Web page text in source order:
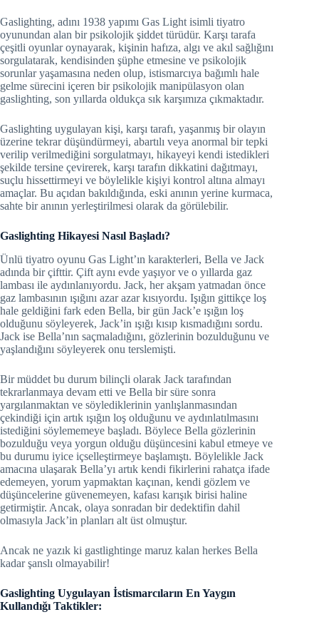
Gaslighting, adını 1938 yapımı Gas Light isimli tiyatro
oyunundan alan bir psikolojik şiddet türüdür. Karşı tarafa
çeşitli oyunlar oynayarak, kişinin hafıza, algı ve akıl sağlığını
sorgulatarak, kendisinden şüphe etmesine ve psikolojik
sorunlar yaşamasına neden olup, istismarcıya bağımlı hale
gelme sürecini içeren bir psikolojik manipülasyon olan
gaslighting, son yıllarda oldukça sık karşımıza çıkmaktadır.
Gaslighting uygulayan kişi, karşı tarafı, yaşanmış bir olayın
üzerine tekrar düşündürmeyi, abartılı veya anormal bir tepki
verilip verilmediğini sorgulatmayı, hikayeyi kendi istedikleri
şekilde tersine çevirerek, karşı tarafın dikkatini dağıtmayı,
suçlu hissettirmeyi ve böylelikle kişiyi kontrol altına almayı
amaçlar. Bu açıdan bakıldığında, eski anının yerine kurmaca,
sahte bir anının yerleştirilmesi olarak da görülebilir.
Gaslighting Hikayesi Nasıl Başladı?
Ünlü tiyatro oyunu Gas Light’ın karakterleri, Bella ve Jack
adında bir çifttir. Çift aynı evde yaşıyor ve o yıllarda gaz
lambası ile aydınlanıyordu. Jack, her akşam yatmadan önce
gaz lambasının ışığını azar azar kısıyordu. Işığın gittikçe loş
hale geldiğini fark eden Bella, bir gün Jack’e ışığın loş
olduğunu söyleyerek, Jack’in ışığı kısıp kısmadığını sordu.
Jack ise Bella’nın saçmaladığını, gözlerinin bozulduğunu ve
yaşlandığını söyleyerek onu terslemişti.
Bir müddet bu durum bilinçli olarak Jack tarafından
tekrarlanmaya devam etti ve Bella bir süre sonra
yargılanmaktan ve söylediklerinin yanlışlanmasından
çekindiği için artık ışığın loş olduğunu ve aydınlatılmasını
istediğini söylememeye başladı. Böylece Bella gözlerinin
bozulduğu veya yorgun olduğu düşüncesini kabul etmeye ve
bu durumu iyice içselleştirmeye başlamıştı. Böylelikle Jack
amacına ulaşarak Bella’yı artık kendi fikirlerini rahatça ifade
edemeyen, yorum yapmaktan kaçınan, kendi gözlem ve
düşüncelerine güvenemeyen, kafası karışık birisi haline
getirmiştir. Ancak, olaya sonradan bir dedektifin dahil
olmasıyla Jack’in planları alt üst olmuştur.
Ancak ne yazık ki gastlightinge maruz kalan herkes Bella
kadar şanslı olmayabilir!
Gaslighting Uygulayan İstismarcıların En Yaygın
Kullandığı Taktikler: